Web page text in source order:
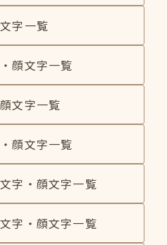
字一覧
顔文字一覧
文字一覧
顔文字一覧
字・顔文字一覧
字・顔文字一覧